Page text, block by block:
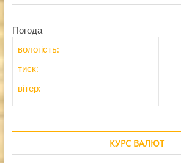
Погода
вологість:
тиск:
вітер:
КУРС ВАЛЮТ